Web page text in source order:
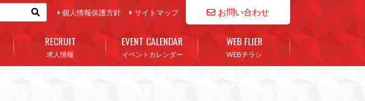
お問い合わせ
個人情報保護方針 サイトマップ
求人情報
RECRUIT
イベントカレンダー
EVENT CALENDAR
WEBチラシ
WEB FLIER